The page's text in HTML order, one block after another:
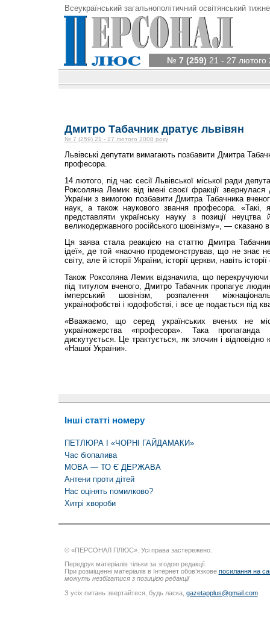
Всеукраїнський загальнополітичний освітянський
№ 7 (259) 21 - 27 лютого
Дмитро Табачник дратує львівян
№ 7 (259) 21 - 27 лютого 2008 року
Львівські депутати вимагають позбавити Дмитра
професора.
14 лютого, під час сесії Львівської міської ради
Роксоляна Лемик від імені своєї фракції звернулася
України з вимогою позбавити Дмитра Табачника
наук, а також наукового звання професора. «Такі,
представляти українську науку з позиції
великодержавного російського шовінізму», — сказано в
Ця заява стала реакцією на статтю Дмитра
ідеї», де той «наочно продемонстрував, що не знає не
світу, але й історії України, історії церкви, навіть
Також Роксоляна Лемик відзначила, що перекручуючи
під титулом вченого, Дмитро Табачник пропагує
імперський шовінізм, розпалення
українофобстві і юдофобстві, і все це подається під
«Вважаємо, що серед українських вчених не
україножерства «професора». Така
дискутується. Це трактується, як злочин і
«Нашої України».
Інші статті номеру
ПЕТЛЮРА І «ЧОРНІ ГАЙДАМАКИ»
Час біопалива
МОВА — ТО Є ДЕРЖАВА
Антени проти дітей
Нас оцінять помилково?
Хитрі хвороби
© «ПЕРСОНАЛ ПЛЮС». Усі права застережено.
Передрук матеріалів тільки за згодою редакції.
При розміщенні матеріалів в Інтернет обов’язкове посилання на
можуть незбігатися з позицією редакції
З усіх питань звертайтеся, будь ласка, gazetapplus@gmail.com